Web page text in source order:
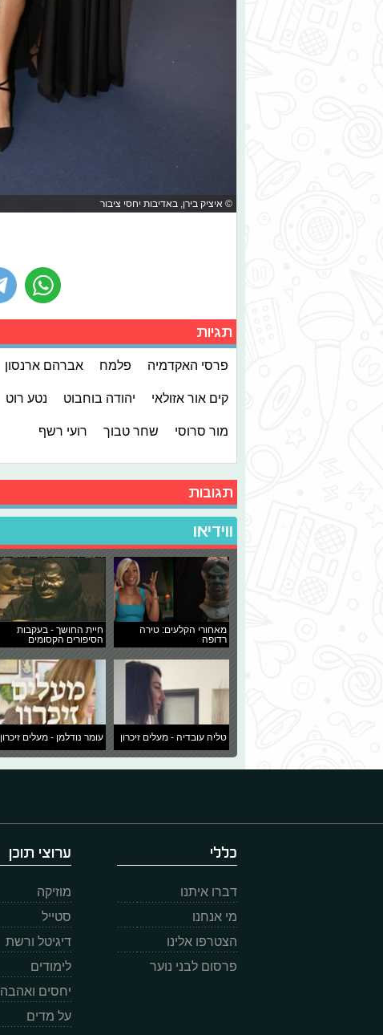
© איציק בירן, באדיבות יחסי ציבור
תגיות
פרסי האקדמיה פלמח אברהם ארנסון
קים אור אזולאי יהודה בוחבוט נטע רוט
מור סרוסי שחר טבוך רועי רשף
תגובות
ווידיאו
מאחורי הקלעים: טירה
רדופה
חיית החושך - בעקבות
הסיפורים הקסומים
טליה עובדיה - מעלים זיכרון עומר נודלמן - מעלים זיכרון
כללי
דברו איתנו
מי אנחנו
הצטרפו אלינו
פרסום לבני נוער
ערוצי תוכן
מוזיקה
סטייל
דיגיטל ורשת
לימודים
יחסים ואהבה
על מדים